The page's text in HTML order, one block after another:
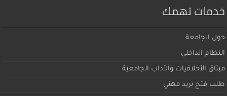
خدمات تهمك
حول الجامعة
النظام الداخلي
ميثاق اﻷخلاقيات والآداب الجامعية
طلب فتح بريد مهني